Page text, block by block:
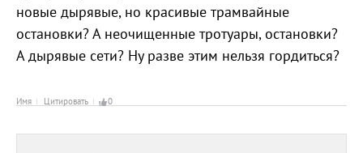
новые дырявые, но красивые трамвайные
остановки? А неочищенные тротуары, остановки?
А дырявые сети? Ну разве этим нельзя гордиться?
Имя Цитировать 0